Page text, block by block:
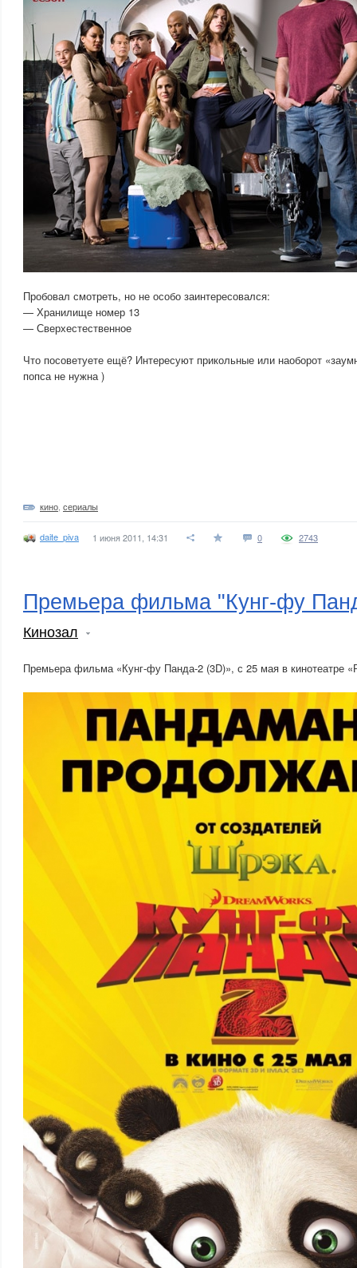
Пробовал смотреть, но не особо заинтересовался:
— Хранилище номер 13
— Сверхестественное
Что посоветуете ещё? Интересуют прикольные или наоборот
попса не нужна )
кино сериалы
daite_piva 1 июня 2011, 14:31 0 2743
Премьера фильма "Кунг-фу
Кинозал
Премьера фильма «Кунг-фу Панда-2 (3D)», с 25 мая в кинотеатре